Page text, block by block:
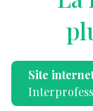
Site